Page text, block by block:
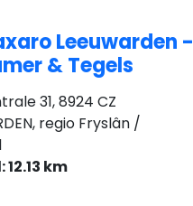
Leeuwarden -
& Tegels
31, 8924 CZ
regio Fryslân /
km